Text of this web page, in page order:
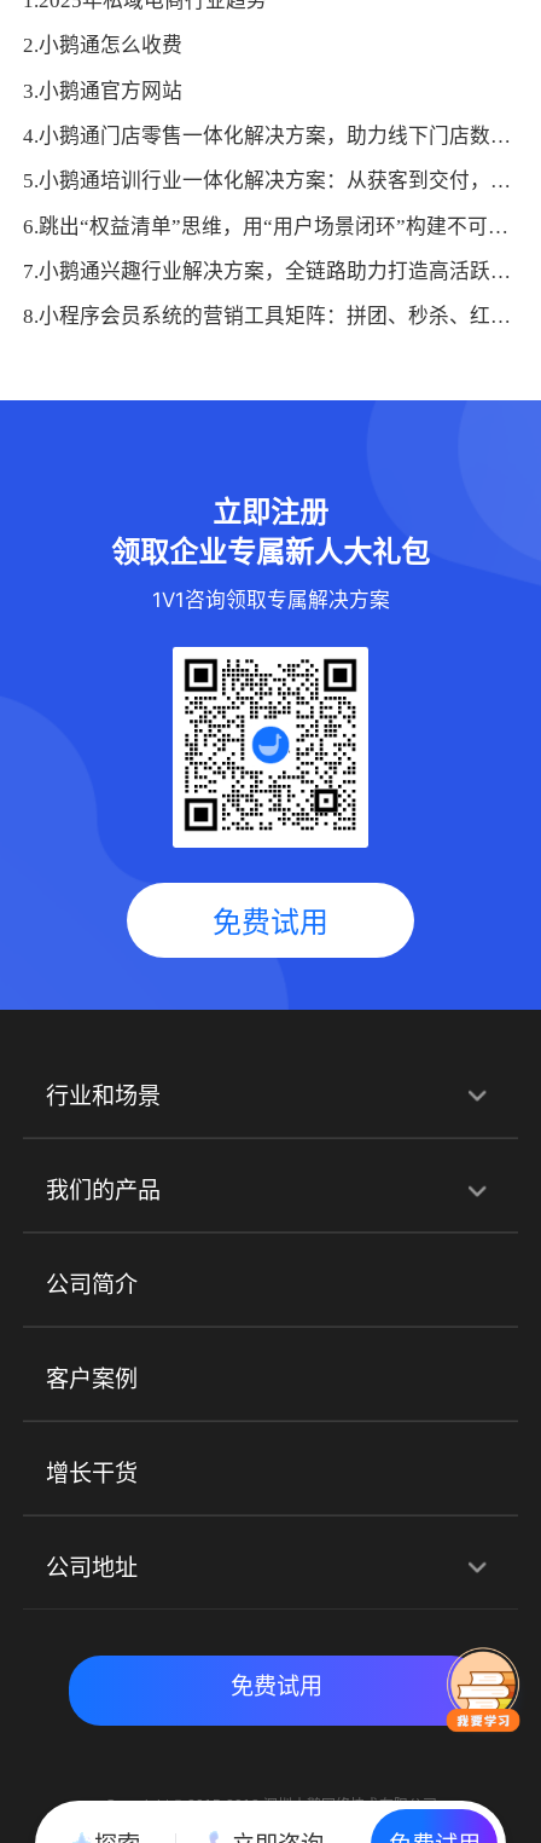
2.小鹅通怎么收费
3.小鹅通官方网站
4.小鹅通门店零售一体化解决方案，助力线下门店数字化转型！
5.小鹅通培训行业一体化解决方案：从获客到交付，帮你打通增长全链路！
6.跳出“权益清单”思维，用“用户场景闭环”构建不可替代价值
7.小鹅通兴趣行业解决方案，全链路助力打造高活跃用户生态！
8.小程序会员系统的营销工具矩阵：拼团、秒杀、红包抽奖如何拉动消费？
立即注册
领取企业专属新人大礼包
1V1咨询领取专属解决方案
免费试用
行业和场景
行业解决方案
培训机构 职业技能培训 兴趣培训
金融行业
心理机构
实时私域带货 数字化运营
我们的产品
产品
小程序商城 ERP 企微SCRM
社群圈子
公司简介
客户案例
增长干货
公司地址
北京地址：北京市朝阳区朝外大街乙6号23层
免费试用
Copyright © 2015-2018 深圳小鹅网络技术有限公司
All Rights Reserved. 粤ICP备15020529号